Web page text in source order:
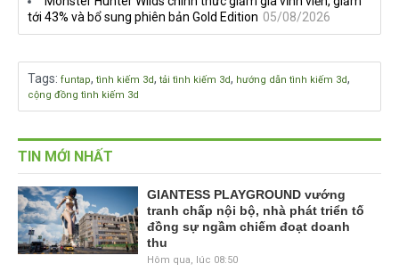
tới 43% và bổ sung phiên bản Gold Edition 05/08/2026
Tags: funtap, tình kiếm 3d, tải tình kiếm 3d, hướng dẫn tình kiếm 3d,
cộng đồng tình kiếm 3d
TIN MỚI NHẤT
GIANTESS PLAYGROUND vướng
tranh chấp nội bộ, nhà phát triển tố
đồng sự ngầm chiếm đoạt doanh
thu
Hôm qua, lúc 08:50